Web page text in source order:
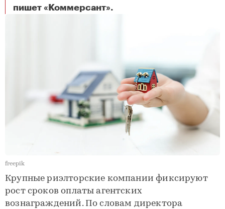
пишет «Коммерсант».
freepik
Крупные риэлторские компании фиксируют
рост сроков оплаты агентских
вознаграждений. По словам директора